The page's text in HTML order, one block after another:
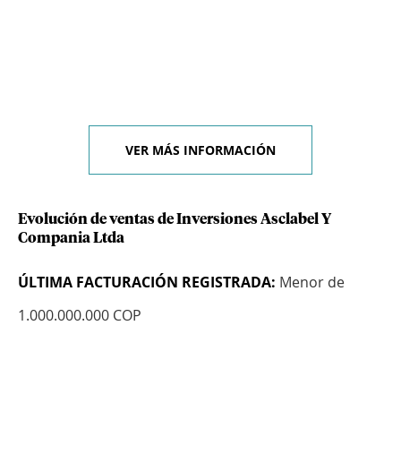
VER MÁS INFORMACIÓN
Evolución de ventas de Inversiones Asclabel Y
Compania Ltda
ÚLTIMA FACTURACIÓN REGISTRADA: Menor de
1.000.000.000 COP